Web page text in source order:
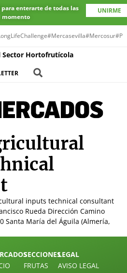
para enterarte de todas las
momento
UNIRME
#Mercasevilla#Mercosur
Sector Hortofrutícola
inputs technical consultant
Rueda Dirección Camino
Santa María del Águila (Almería,
SECCIONES
FRUTAS
LEGAL
AVISO LEGAL